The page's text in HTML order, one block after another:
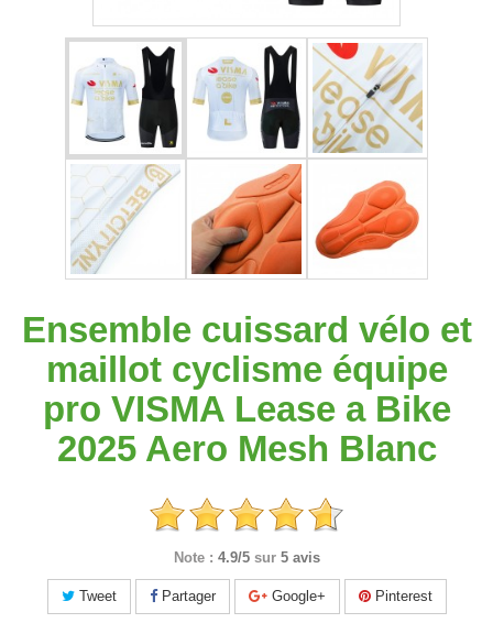
Ensemble cuissard vélo et
maillot cyclisme équipe
pro VISMA Lease a Bike
2025 Aero Mesh Blanc
Note : 4.9/5 sur 5 avis
Tweet Partager Google+ Pinterest